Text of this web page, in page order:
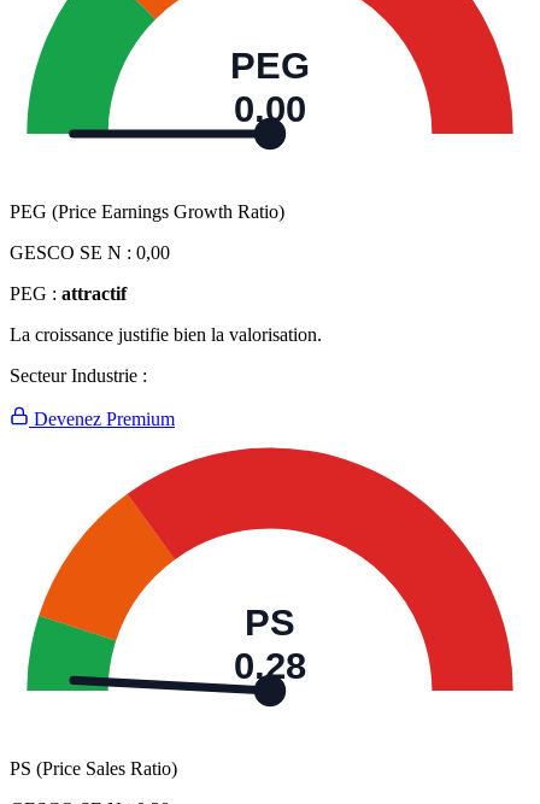
PEG
0,00
PEG (Price Earnings Growth Ratio)
GESCO SE N : 0,00
PEG : attractif
La croissance justifie bien la valorisation.
Secteur Industrie :
Devenez Premium
PS
0,28
PS (Price Sales Ratio)